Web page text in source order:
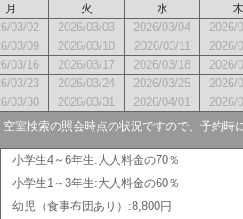
月 火 水 木
03/02 2026/03/03 2026/03/04 2026/
03/09 2026/03/10 2026/03/11 2026/
03/16 2026/03/17 2026/03/18 2026/
03/23 2026/03/24 2026/03/25 2026/
03/30 2026/03/31 2026/04/01 2026/
室検索の照会時点の状況ですので、予約時
小学生4～6年生:大人料金の70％
小学生1～3年生:大人料金の60％
幼児（食事布団あり）:8,800円